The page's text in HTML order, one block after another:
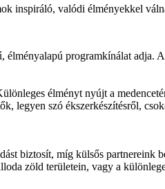
inspiráló, valódi élményekkel
élményalapú programkínálat adja.
élményt nyújt a
legyen szó ékszerkészítésről,
biztosít, míg külsős partnereink
zöld területein, vagy a